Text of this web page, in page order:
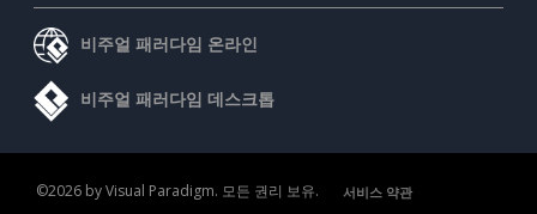
비주얼 패러다임 온라인
비주얼 패러다임 데스크톱
©2026 by Visual Paradigm. 모든 권리 보유.
서비스 약관